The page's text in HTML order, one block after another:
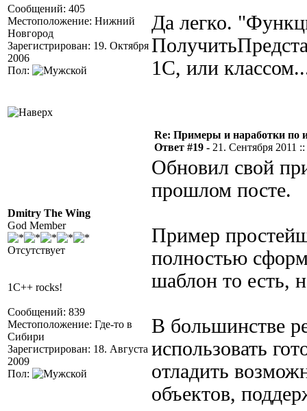
Сообщений: 405
Местоположение: Нижний
Новгород
Зарегистрирован: 19. Октября
2006
Пол:
Да легко.
1С, или
Dmitry The Wing
God Member
Отсутствует
1C++ rocks!
Сообщений: 839
Местоположение: Где-то в
Сибири
Зарегистрирован: 18. Августа
2009
Пол:
Re: Примеры и наработки по
Ответ #19 - 21. Сентября 2011
Обновил свой
прошлом посте.
Пример
полностью
шаблон то есть,
В большинстве
использовать
отладить
объектов,